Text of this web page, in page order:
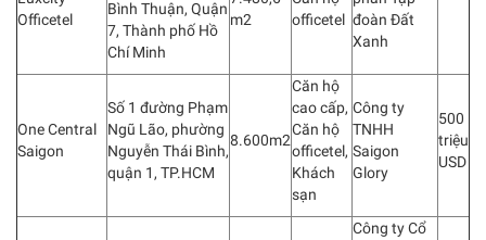
Officetel
Bình Thuận, Quận
7, Thành phố Hồ
Chí Minh
m2
officetel đoàn Đất
Xanh
One Central
Saigon
Số 1 đường Phạm
Ngũ Lão, phường
Nguyễn Thái Bình,
quận 1, TP.HCM
8.600m2
Căn hộ
cao cấp,
Căn hộ
officetel,
Khách
sạn
Công ty
TNHH
Saigon
Glory
500
triệu
USD
Công ty Cổ